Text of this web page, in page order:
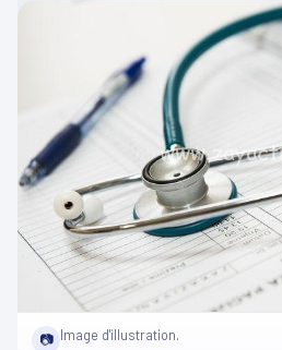
📷 Image d'illustration.